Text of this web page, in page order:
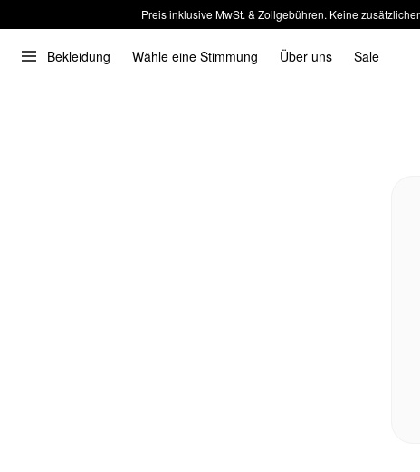
Preis inklusive MwSt. & Zollgebühren. Keine
Bekleidung Wähle eine Stimmung Über uns Sale